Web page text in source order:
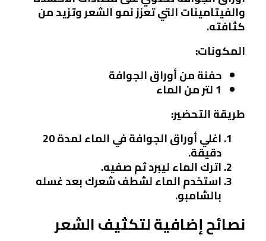
والفيتامينات التي تعزز نمو الشعر وتزيد من
كثافته.
المكونات:
حفنة من أوراق الجوافة
1 لتر من الماء
طريقة التحضير:
اغلي أوراق الجوافة في الماء لمدة 20
دقيقة.
اترك الماء ليبرد ثم صفيه.
استخدم الماء لشطف شعرك بعد غسله
بالشامبو.
نصائح إضافية لتكثيف الشعر